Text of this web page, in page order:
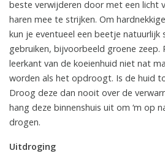
beste verwijderen door met een licht
haren mee te strijken. Om
kun je eventueel een beetje natuurlijk
gebruiken, bijvoorbeeld groene
leerkant van de koeienhuid niet nat
worden als het opdroogt. Is de huid
Droog deze dan nooit over de
hang deze binnenshuis uit om ‘m op
drogen.
Uitdroging